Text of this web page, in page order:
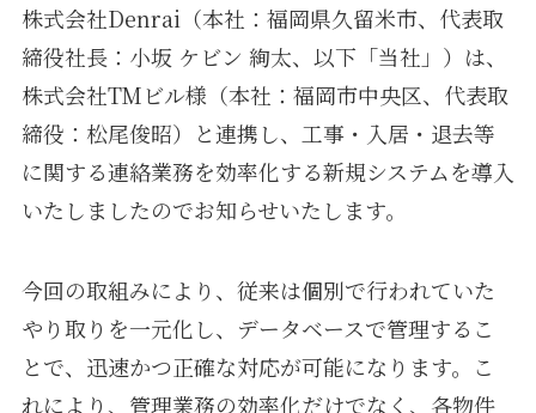
株式会社Denrai（本社：福岡県久留米市、代表取
締役社長：小坂 ケビン 絢太、以下「当社」）は、
株式会社TMビル様（本社：福岡市中央区、代表取
締役：松尾俊昭）と連携し、工事・入居・退去等
に関する連絡業務を効率化する新規システムを導入
いたしましたのでお知らせいたします。
今回の取組みにより、従来は個別で行われていた
やり取りを一元化し、データベースで管理するこ
とで、迅速かつ正確な対応が可能になります。こ
れにより、管理業務の効率化だけでなく、各物件